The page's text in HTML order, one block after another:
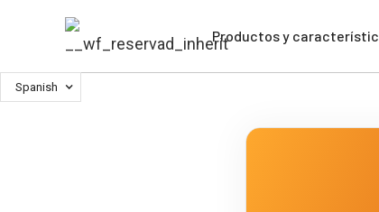
Productos y
Spanish